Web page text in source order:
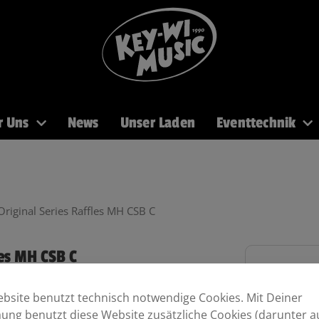
Uns News Unser Laden Eventtechnik
Series Raffles MH CSB C
MH CSB C
benutzt technisch notwendige Cookies. Mit Deiner
benutzt diese Website zusätzliche Cookies (darunter